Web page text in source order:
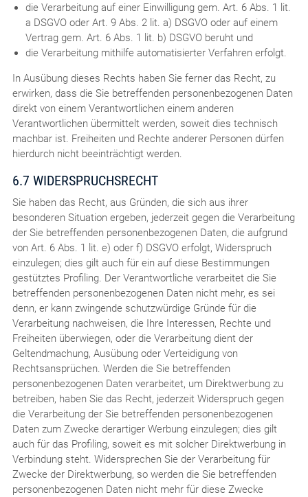
die Verarbeitung auf einer Einwilligung gem. Art. 6 Abs. 1 lit.
a DSGVO oder Art. 9 Abs. 2 lit. a) DSGVO oder auf einem
Vertrag gem. Art. 6 Abs. 1 lit. b) DSGVO beruht und
die Verarbeitung mithilfe automatisierter Verfahren erfolgt.
In Ausübung dieses Rechts haben Sie ferner das Recht, zu
erwirken, dass die Sie betreffenden personenbezogenen Daten
direkt von einem Verantwortlichen einem anderen
Verantwortlichen übermittelt werden, soweit dies technisch
machbar ist. Freiheiten und Rechte anderer Personen dürfen
hierdurch nicht beeinträchtigt werden.
6.7 WIDERSPRUCHSRECHT
Sie haben das Recht, aus Gründen, die sich aus ihrer
besonderen Situation ergeben, jederzeit gegen die Verarbeitung
der Sie betreffenden personenbezogenen Daten, die aufgrund
von Art. 6 Abs. 1 lit. e) oder f) DSGVO erfolgt, Widerspruch
einzulegen; dies gilt auch für ein auf diese Bestimmungen
gestütztes Profiling. Der Verantwortliche verarbeitet die Sie
betreffenden personenbezogenen Daten nicht mehr, es sei
denn, er kann zwingende schutzwürdige Gründe für die
Verarbeitung nachweisen, die Ihre Interessen, Rechte und
Freiheiten überwiegen, oder die Verarbeitung dient der
Geltendmachung, Ausübung oder Verteidigung von
Rechtsansprüchen. Werden die Sie betreffenden
personenbezogenen Daten verarbeitet, um Direktwerbung zu
betreiben, haben Sie das Recht, jederzeit Widerspruch gegen
die Verarbeitung der Sie betreffenden personenbezogenen
Daten zum Zwecke derartiger Werbung einzulegen; dies gilt
auch für das Profiling, soweit es mit solcher Direktwerbung in
Verbindung steht. Widersprechen Sie der Verarbeitung für
Zwecke der Direktwerbung, so werden die Sie betreffenden
personenbezogenen Daten nicht mehr für diese Zwecke